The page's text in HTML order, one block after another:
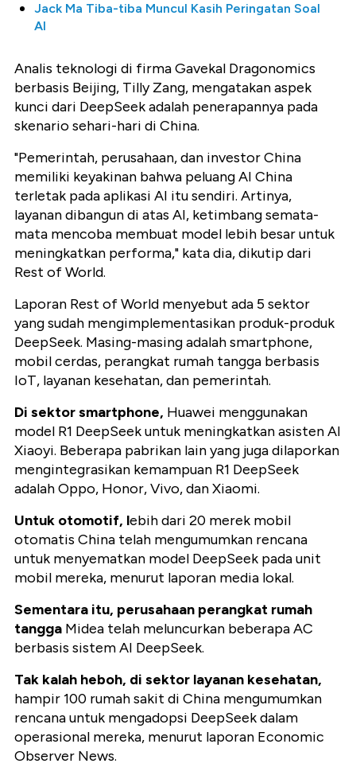
Jack Ma Tiba-tiba Muncul Kasih Peringatan Soal
AI
Analis teknologi di firma Gavekal Dragonomics
berbasis Beijing, Tilly Zang, mengatakan aspek
kunci dari DeepSeek adalah penerapannya pada
skenario sehari-hari di China.
"Pemerintah, perusahaan, dan investor China
memiliki keyakinan bahwa peluang AI China
terletak pada aplikasi AI itu sendiri. Artinya,
layanan dibangun di atas AI, ketimbang semata-
mata mencoba membuat model lebih besar untuk
meningkatkan performa," kata dia, dikutip dari
Rest of World.
Laporan Rest of World menyebut ada 5 sektor
yang sudah mengimplementasikan produk-produk
DeepSeek. Masing-masing adalah smartphone,
mobil cerdas, perangkat rumah tangga berbasis
IoT, layanan kesehatan, dan pemerintah.
Di sektor smartphone, Huawei menggunakan
model R1 DeepSeek untuk meningkatkan asisten AI
Xiaoyi. Beberapa pabrikan lain yang juga dilaporkan
mengintegrasikan kemampuan R1 DeepSeek
adalah Oppo, Honor, Vivo, dan Xiaomi.
Untuk otomotif, lebih dari 20 merek mobil
otomatis China telah mengumumkan rencana
untuk menyematkan model DeepSeek pada unit
mobil mereka, menurut laporan media lokal.
Sementara itu, perusahaan perangkat rumah
tangga Midea telah meluncurkan beberapa AC
berbasis sistem AI DeepSeek.
Tak kalah heboh, di sektor layanan kesehatan,
hampir 100 rumah sakit di China mengumumkan
rencana untuk mengadopsi DeepSeek dalam
operasional mereka, menurut laporan Economic
Observer News.